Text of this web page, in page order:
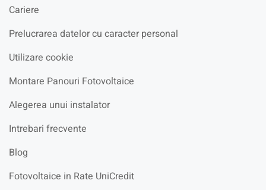
Cariere
Prelucrarea datelor cu caracter personal
Utilizare cookie
Montare Panouri Fotovoltaice
Alegerea unui instalator
Intrebari frecvente
Blog
Fotovoltaice in Rate UniCredit